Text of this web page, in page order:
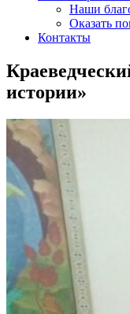
Наши
Оказать
Контакты
истории»